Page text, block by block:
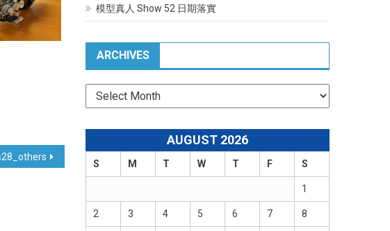
模型真人 Show 52 日期落實
ARCHIVES
Archives
AUGUST 2026
S M T W T F S
1
2 3 4 5 6 7 8